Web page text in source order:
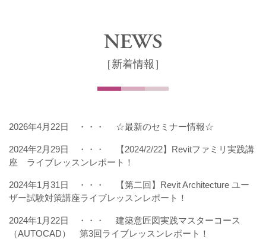
NEWS
［新着情報］
2026年4月22日 ・・・ ☆最新のセミナー情報☆
2024年2月29日 ・・・
【2024/2/22】Revitファミリ実践講
座 ライブレッスンレポート！
2024年1月31日 ・・・
【第二回】Revit Architecture ユー
ザー試験対策講座ライブレッスンレポート！
2024年1月22日 ・・・
建築意匠図実践マスターコース
（AUTOCAD） 第3回ライブレッスンレポート！